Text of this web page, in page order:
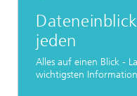
jeden
Alles auf einen Blick -
wichtigsten